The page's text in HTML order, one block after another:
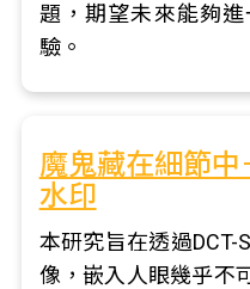
題，期望未來能夠
驗。
魔鬼藏在細節
水印
本研究旨在透過DCT-
像，嵌入人眼幾乎不